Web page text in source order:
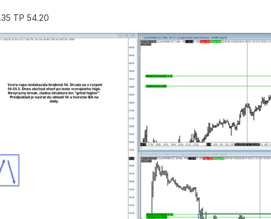
TP 54.20